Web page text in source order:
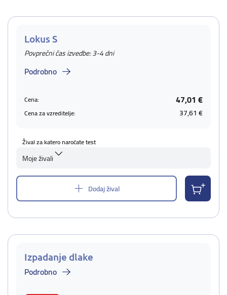
Lokus S
Povprečni čas izvedbe: 3-4 dni
Podrobno
Cena: 47,01 €
Cena za vzreditelje: 37,61 €
Žival za katero naročate test
Moje živali
Dodaj žival
Izpadanje dlake
Podrobno